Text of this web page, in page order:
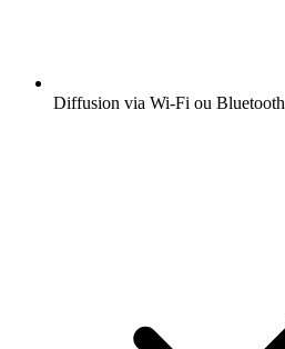
Diffusion via Wi-Fi ou Bluetooth